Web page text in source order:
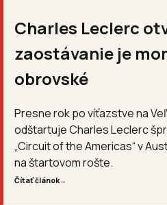
Charles Leclerc
zaostávanie je
obrovské
Presne rok po víťazstve na
odštartuje Charles Leclerc
„Circuit of the Americas“ v
na štartovom rošte.
Čítať článok→